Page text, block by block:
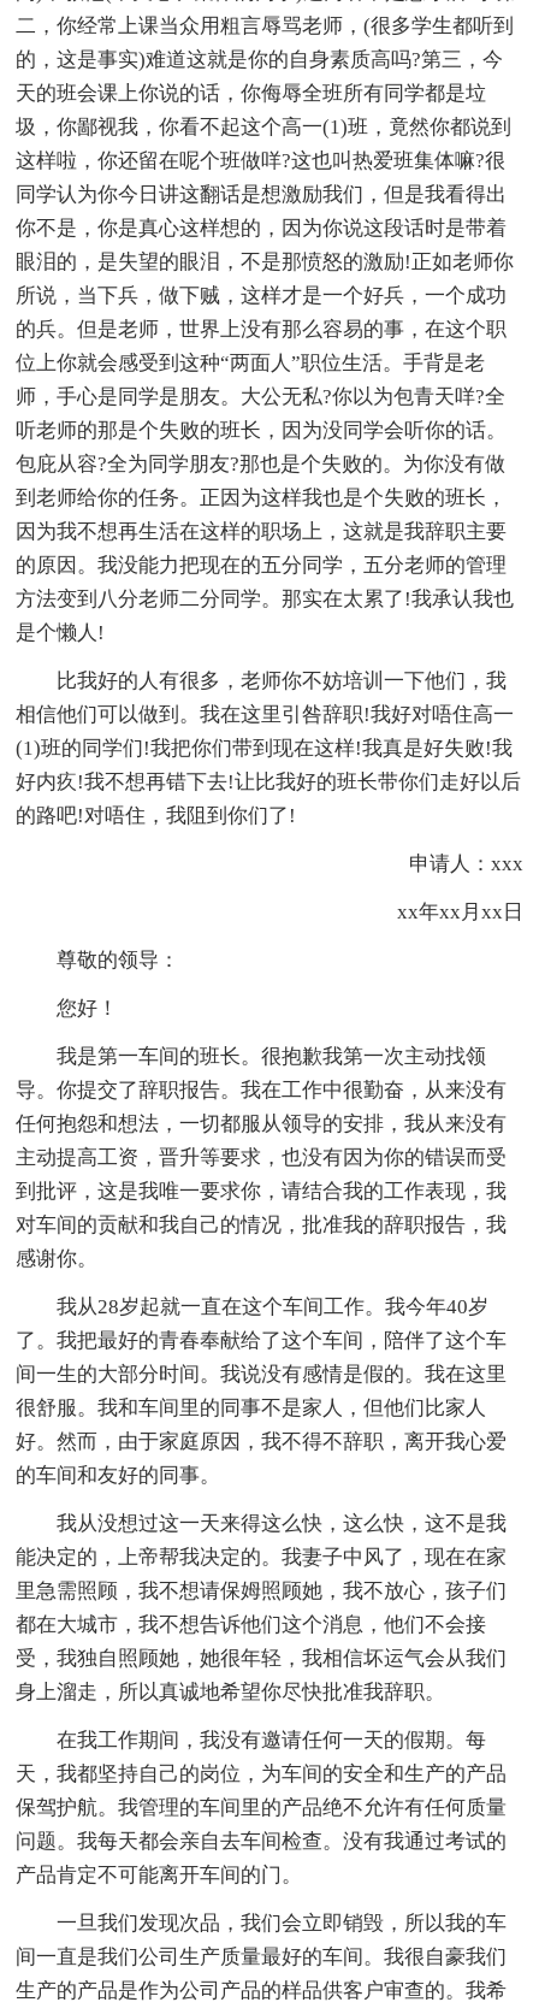
二，你经常上课当众用粗言辱骂老师，(很多学生都听到
的，这是事实)难道这就是你的自身素质高吗?第三，今
天的班会课上你说的话，你侮辱全班所有同学都是垃
圾，你鄙视我，你看不起这个高一(1)班，竟然你都说到
这样啦，你还留在呢个班做咩?这也叫热爱班集体嘛?很
同学认为你今日讲这翻话是想激励我们，但是我看得出
你不是，你是真心这样想的，因为你说这段话时是带着
眼泪的，是失望的眼泪，不是那愤怒的激励!正如老师你
所说，当下兵，做下贼，这样才是一个好兵，一个成功
的兵。但是老师，世界上没有那么容易的事，在这个职
位上你就会感受到这种“两面人”职位生活。手背是老
师，手心是同学是朋友。大公无私?你以为包青天咩?全
听老师的那是个失败的班长，因为没同学会听你的话。
包庇从容?全为同学朋友?那也是个失败的。为你没有做
到老师给你的任务。正因为这样我也是个失败的班长，
因为我不想再生活在这样的职场上，这就是我辞职主要
的原因。我没能力把现在的五分同学，五分老师的管理
方法变到八分老师二分同学。那实在太累了!我承认我也
是个懒人!
比我好的人有很多，老师你不妨培训一下他们，我
相信他们可以做到。我在这里引咎辞职!我好对唔住高一
(1)班的同学们!我把你们带到现在这样!我真是好失败!我
好内疚!我不想再错下去!让比我好的班长带你们走好以后
的路吧!对唔住，我阻到你们了!
申请人：xxx
xx年xx月xx日
尊敬的领导：
您好！
我是第一车间的班长。很抱歉我第一次主动找领
导。你提交了辞职报告。我在工作中很勤奋，从来没有
任何抱怨和想法，一切都服从领导的安排，我从来没有
主动提高工资，晋升等要求，也没有因为你的错误而受
到批评，这是我唯一要求你，请结合我的工作表现，我
对车间的贡献和我自己的情况，批准我的辞职报告，我
感谢你。
我从28岁起就一直在这个车间工作。我今年40岁
了。我把最好的青春奉献给了这个车间，陪伴了这个车
间一生的大部分时间。我说没有感情是假的。我在这里
很舒服。我和车间里的同事不是家人，但他们比家人
好。然而，由于家庭原因，我不得不辞职，离开我心爱
的车间和友好的同事。
我从没想过这一天来得这么快，这么快，这不是我
能决定的，上帝帮我决定的。我妻子中风了，现在在家
里急需照顾，我不想请保姆照顾她，我不放心，孩子们
都在大城市，我不想告诉他们这个消息，他们不会接
受，我独自照顾她，她很年轻，我相信坏运气会从我们
身上溜走，所以真诚地希望你尽快批准我辞职。
在我工作期间，我没有邀请任何一天的假期。每
天，我都坚持自己的岗位，为车间的安全和生产的产品
保驾护航。我管理的车间里的产品绝不允许有任何质量
问题。我每天都会亲自去车间检查。没有我通过考试的
产品肯定不可能离开车间的门。
一旦我们发现次品，我们会立即销毁，所以我的车
间一直是我们公司生产质量最好的车间。我很自豪我们
生产的产品是作为公司产品的样品供客户审查的。我希